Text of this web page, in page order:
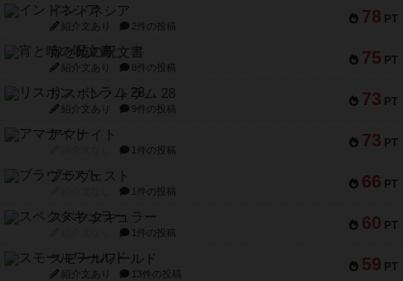
78 PT
インドネシア
紹介文あり 2件の投稿
75 PT
宵と暁の呪文書
紹介文あり 8件の投稿
73 PT
リスボン・トラム 28
紹介文あり 9件の投稿
73 PT
アマナイト
1件の投稿
66 PT
ブラヴェスト
1件の投稿
60 PT
スペクタキュラー
1件の投稿
59 PT
スモールワールド
紹介文あり 13件の投稿